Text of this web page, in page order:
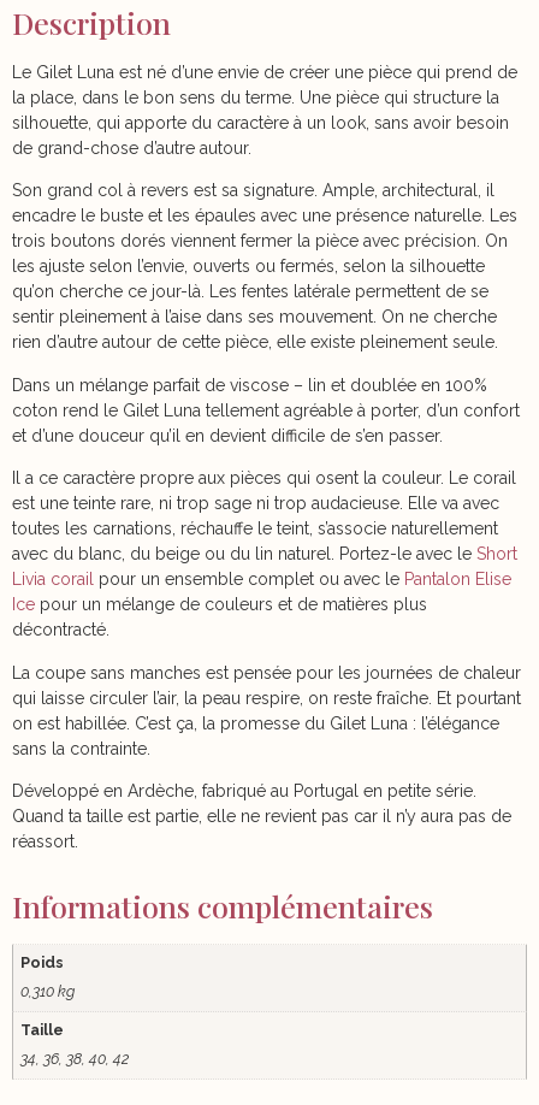
Description
Le Gilet Luna est né d’une envie de créer une pièce qui prend de
la place, dans le bon sens du terme. Une pièce qui structure la
silhouette, qui apporte du caractère à un look, sans avoir besoin
de grand-chose d’autre autour.
Son grand col à revers est sa signature. Ample, architectural, il
encadre le buste et les épaules avec une présence naturelle. Les
trois boutons dorés viennent fermer la pièce avec précision. On
les ajuste selon l’envie, ouverts ou fermés, selon la silhouette
qu’on cherche ce jour-là. Les fentes latérale permettent de se
sentir pleinement à l’aise dans ses mouvement. On ne cherche
rien d’autre autour de cette pièce, elle existe pleinement seule.
Dans un mélange parfait de viscose – lin et doublée en 100%
coton rend le Gilet Luna tellement agréable à porter, d’un confort
et d’une douceur qu’il en devient difficile de s’en passer.
Il a ce caractère propre aux pièces qui osent la couleur. Le corail
est une teinte rare, ni trop sage ni trop audacieuse. Elle va avec
toutes les carnations, réchauffe le teint, s’associe naturellement
avec du blanc, du beige ou du lin naturel. Portez-le avec le Short
Livia corail
pour un ensemble complet ou avec le Pantalon Elise
Ice pour un mélange de couleurs et de matières plus
décontracté.
La coupe sans manches est pensée pour les journées de chaleur
qui laisse circuler l’air, la peau respire, on reste fraîche. Et pourtant
on est habillée. C’est ça, la promesse du Gilet Luna : l’élégance
sans la contrainte.
Développé en Ardèche, fabriqué au Portugal en petite série.
Quand ta taille est partie, elle ne revient pas car il n’y aura pas de
réassort.
Informations complémentaires
Poids
0,310 kg
Taille
34, 36, 38, 40, 42